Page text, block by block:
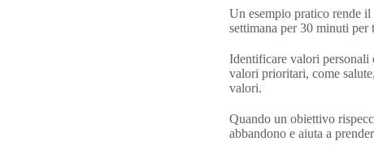
Un esempio pratico rende
settimana per 30 minuti
Identificare valori personali
valori prioritari, come
valori.
Quando un obiettivo
abbandono e aiuta a